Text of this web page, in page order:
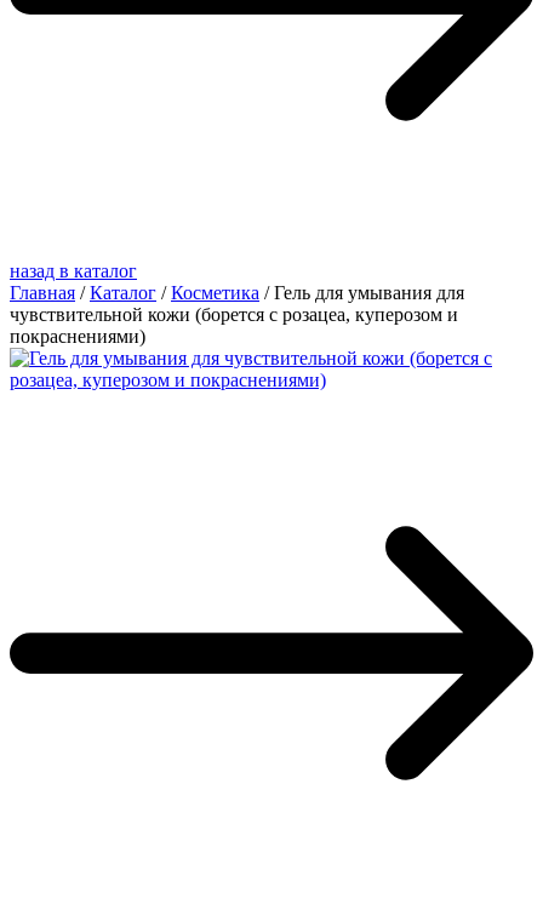
назад в каталог
Главная /Каталог /Косметика /Гель для умывания для
чувствительной кожи (борется с розацеа, куперозом и
покраснениями)